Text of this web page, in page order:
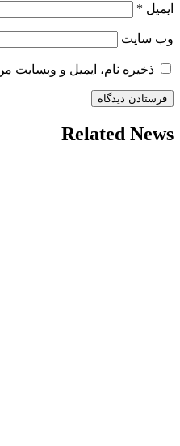
ایمیل *
وب‌ سایت
ذخیره نام، ایمیل و وبسایت
Related News